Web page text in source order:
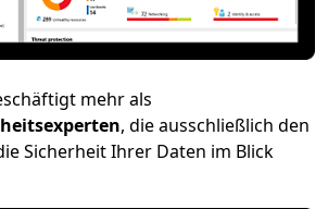
mehr als
, die ausschließlich den
Sicherheit Ihrer Daten im Blick